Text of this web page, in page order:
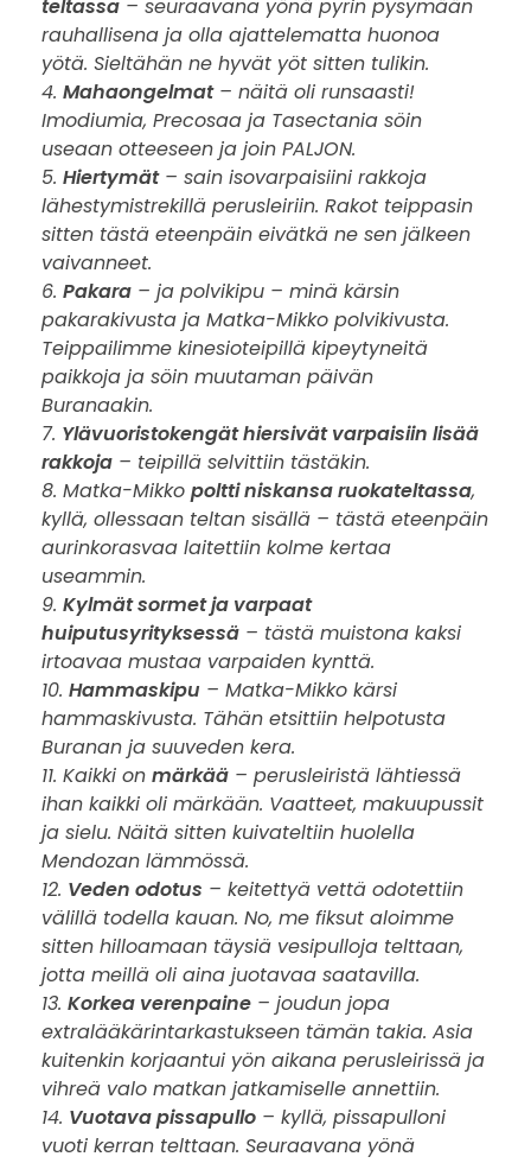
u
a
i
n
a
p
a
h
i
m
p
a
a
n
teltassa – seuraavana yönä pyrin pysymään
rauhallisena ja olla ajattelematta huonoa
yötä. Sieltähän ne hyvät yöt sitten tulikin.
4. Mahaongelmat– näitä oli runsaasti!
Imodiumia, Precosaa ja Tasectania söin
useaan otteeseen ja join PALJON.
5. Hiertymät– sain isovarpaisiini rakkoja
lähestymistrekillä perusleiriin. Rakot teippasin
sitten tästä eteenpäin eivätkä ne sen jälkeen
vaivanneet.
6. Pakara – ja polvikipu – minä kärsin
pakarakivusta ja Matka-Mikko polvikivusta.
Teippailimme kinesioteipillä kipeytyneitä
paikkoja ja söin muutaman päivän
Buranaakin.
7. Ylävuoristokengät hiersivät varpaisiin lisää
rakkoja – teipillä selvittiin tästäkin.
8. Matka-Mikko poltti niskansa ruokateltassa,
kyllä, ollessaan teltan sisällä – tästä eteenpäin
aurinkorasvaa laitettiin kolme kertaa
useammin.
9. Kylmät sormet ja varpaat
huiputusyrityksessä – tästä muistona kaksi
irtoavaa mustaa varpaiden kynttä.
10. Hammaskipu – Matka-Mikko kärsi
hammaskivusta. Tähän etsittiin helpotusta
Buranan ja suuveden kera.
11. Kaikki on märkää – perusleiristä lähtiessä
ihan kaikki oli märkään. Vaatteet, makuupussit
ja sielu. Näitä sitten kuivateltiin huolella
Mendozan lämmössä.
12. Veden odotus – keitettyä vettä odotettiin
välillä todella kauan. No, me fiksut aloimme
sitten hilloamaan täysiä vesipulloja telttaan,
jotta meillä oli aina juotavaa saatavilla.
13. Korkea verenpaine – joudun jopa
extralääkärintarkastukseen tämän takia. Asia
kuitenkin korjaantui yön aikana perusleirissä ja
vihreä valo matkan jatkamiselle annettiin.
14. Vuotava pissapullo – kyllä, pissapulloni
vuoti kerran telttaan. Seuraavana yönä